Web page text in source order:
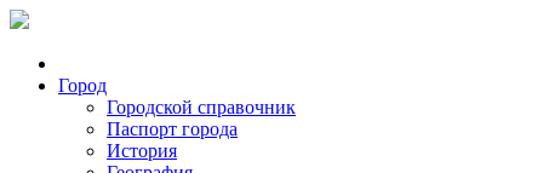
Город
Городской справочник
Паспорт города
История